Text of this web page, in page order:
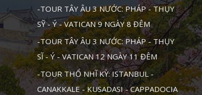
-TOUR TÂY ÂU 3 NƯỚC: PHÁP - THỤY
SỸ - Ý - VATICAN 9 NGÀY 8 ĐÊM
-TOUR TÂY ÂU 3 NƯỚC: PHÁP - THỤY
SĨ - Ý - VATICAN 12 NGÀY 11 ĐÊM
-TOUR THỔ NHĨ KỲ: ISTANBUL -
CANAKKALE - KUSADASI - CAPPADOCIA